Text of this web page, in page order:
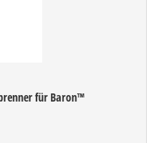
für Baron™